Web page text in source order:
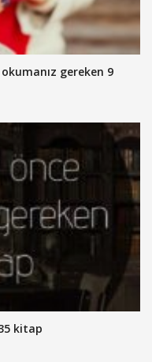
gereken 9
kitap